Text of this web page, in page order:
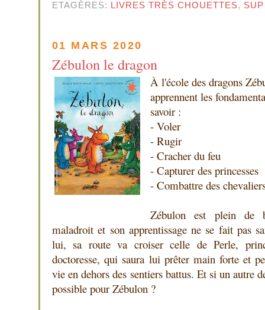
ETAGÈRES: LIVRES TRÈS CHOUETTES,
01 MARS 2020
Zébulon le dragon
À l'école des dragons
apprennent les
savoir :
- Voler
- Rugir
- Cracher du feu
- Capturer des princesses
- Combattre des
Zébulon est plein de
maladroit et son apprentissage ne se fait pas
lui, sa route va croiser celle de Perle,
doctoresse, qui saura lui prêter main forte et
vie en dehors des sentiers battus. Et si un autre
possible pour Zébulon ?